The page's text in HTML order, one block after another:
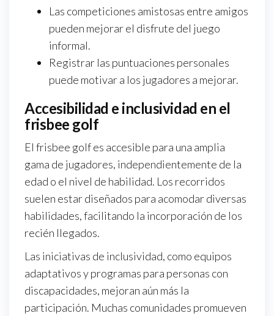
Las competiciones amistosas entre amigos
pueden mejorar el disfrute del juego
informal.
Registrar las puntuaciones personales
puede motivar a los jugadores a mejorar.
Accesibilidad e inclusividad en el
frisbee golf
El frisbee golf es accesible para una amplia
gama de jugadores, independientemente de la
edad o el nivel de habilidad. Los recorridos
suelen estar diseñados para acomodar diversas
habilidades, facilitando la incorporación de los
recién llegados.
Las iniciativas de inclusividad, como equipos
adaptativos y programas para personas con
discapacidades, mejoran aún más la
participación. Muchas comunidades promueven